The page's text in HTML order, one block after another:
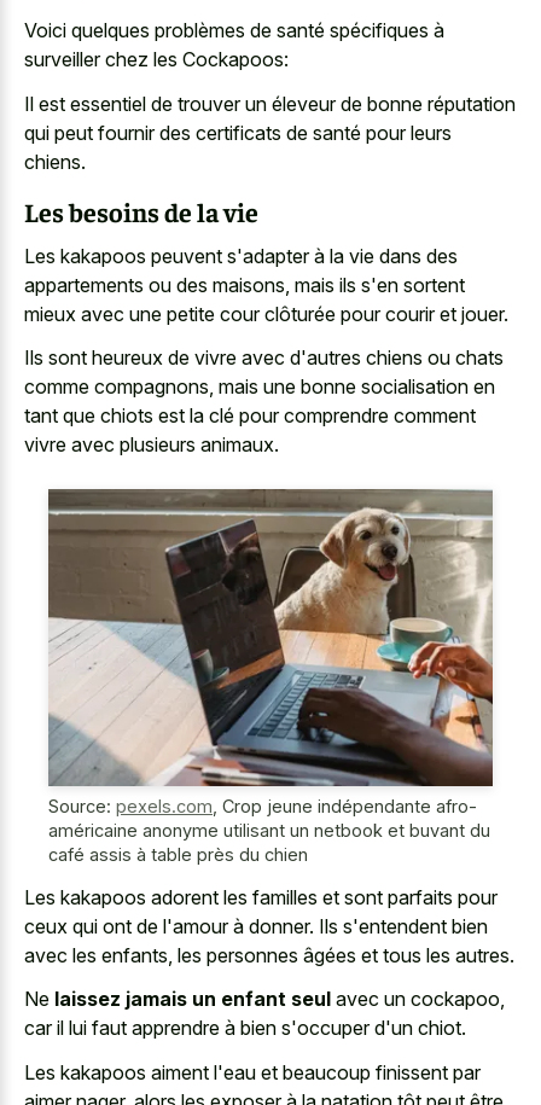
Voici quelques problèmes de santé spécifiques à
surveiller chez les Cockapoos:
Il est essentiel de trouver un éleveur de bonne réputation
qui peut fournir des certificats de santé pour leurs
chiens.
Les besoins de la vie
Les kakapoos peuvent s'adapter à la vie dans des
appartements ou des maisons, mais ils s'en sortent
mieux avec une petite cour clôturée pour courir et jouer.
Ils sont heureux de vivre avec d'autres chiens ou chats
comme compagnons, mais une bonne socialisation en
tant que chiots est la clé pour comprendre comment
vivre avec plusieurs animaux.
Source: pexels.com Crop jeune indépendante afro-
américaine anonyme utilisant un netbook et buvant du
café assis à table près du chien
Les kakapoos adorent les familles et sont parfaits pour
ceux qui ont de l'amour à donner. Ils s'entendent bien
avec les enfants, les personnes âgées et tous les autres.
Ne laissez jamais un enfant seul avec un cockapoo,
car il lui faut apprendre à bien s'occuper d'un chiot.
Les kakapoos aiment l'eau et beaucoup finissent par